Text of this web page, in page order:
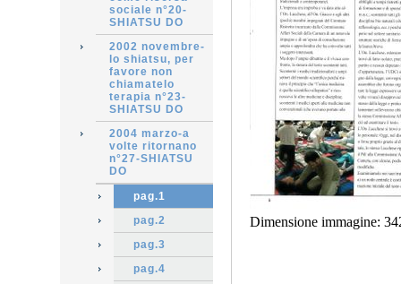
sociale n°20-
SHIATSU DO
2002 novembre-
lo shiatsu, per
favore non
chiamatelo
terapia n°23-
SHIATSU DO
2004 marzo-a
volte ritornano
n°27-SHIATSU
DO
pag.1
pag.2
pag.3
pag.4
Dimensione immagine: